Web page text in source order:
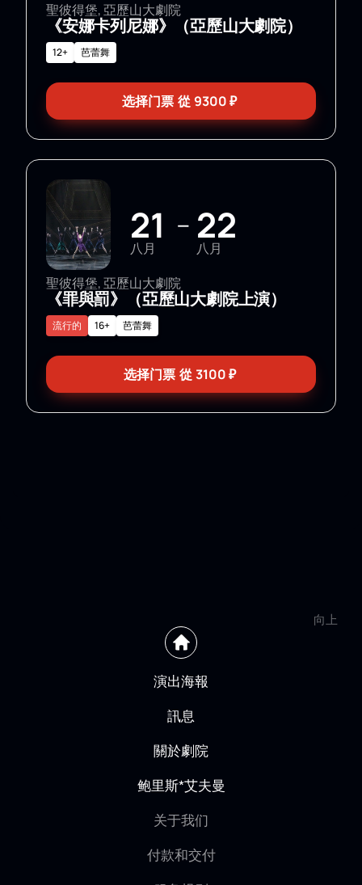
聖彼得堡, 亞歷山大劇院
《安娜卡列尼娜》（亞歷山大劇院）
12+ 芭蕾舞
选择门票 從 9300₽
21
八月
— 22
八月
聖彼得堡, 亞歷山大劇院
《罪與罰》（亞歷山大劇院上演）
16+ 芭蕾舞
流行的
选择门票 從 3100₽
向上
演出海報
訊息
關於劇院
鲍里斯*艾夫曼
关于我们
付款和交付